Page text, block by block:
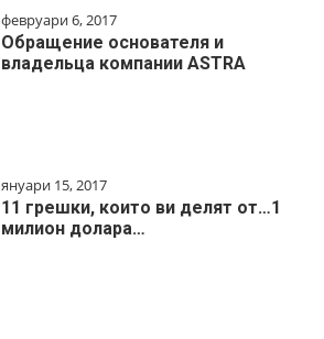
февруари 6, 2017
Обращение основателя и
владельца компании ASTRA
януари 15, 2017
11 грешки, които ви делят от…1
милиoн дoлapa…